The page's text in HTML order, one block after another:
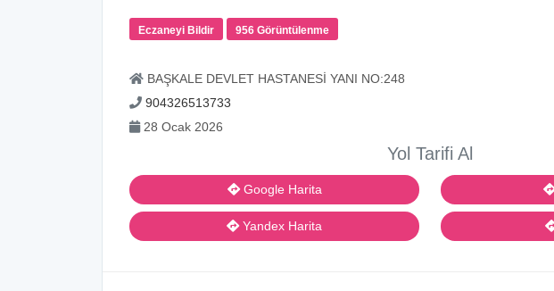
Eczaneyi Bildir 956 Görüntülenme
BAŞKALE DEVLET HASTANESİ YANI NO:248
904326513733
28 Ocak 2026
Yol Tarifi Al
Google Harita
Yandex Harita